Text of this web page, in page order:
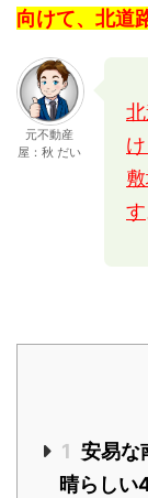
向けて、北道
元不動産
屋：秋 だい
す
1 安易な
晴らしい